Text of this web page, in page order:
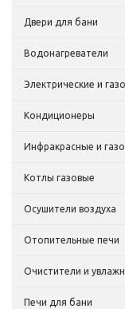
Двери для бани
Водонагреватели
Электрические и
Кондиционеры
Инфракрасные и
Котлы газовые
Осушители воздуха
Отопительные печи
Очистители и
Печи для бани